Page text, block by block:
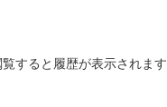
すると履歴が表示されます